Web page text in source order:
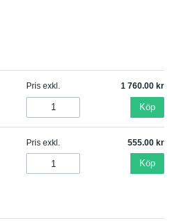
Pris exkl. 1 760.00
Köp
Pris exkl. 555.00
Köp